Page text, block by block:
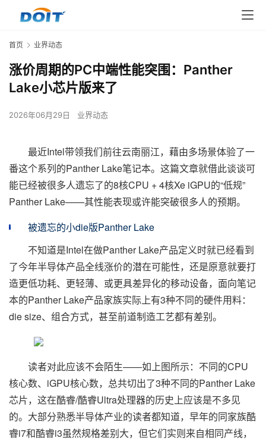
首页 业界动态
涨价周期的PC中端性能突围：Panther
Lake小芯片版来了
2026年06月29日 业界动态
最近Intel带领我们前往云南丽江，藉由多场景体验了一
番这个系列的Panther Lake笔记本。这篇文章就借此谈谈可
能已经被很多人遗忘了的8核CPU + 4核Xe iGPU的“低规”
Panther Lake——其性能表现或许能突破很多人的预期。
被遗忘的小die版Panther Lake
不知道是Intel在做Panther Lake产品定义时就已经看到
了今年半导体产品全线涨价的潜在可能性，还是原意就要打
造更低功耗、更轻薄、或更具差异化的移动设备，面向笔记
本的Panther Lake产品家族实际上有3种不同的硬件用料：
die size、组合方式，甚至前道制造工艺都有差别。
读者对此应该不会陌生——如上图所示：不同的CPU
核心数、iGPU核心数，总共切出了3种不同的Panther Lake
芯片，这在酷睿/酷睿Ultra处理器的历史上应该是不多见
的。大部分熟悉半导体产业的读者都知道，早年的同家族酷
睿i7和酷睿i3虽然规格差别大，但它们实则来自相同产线，